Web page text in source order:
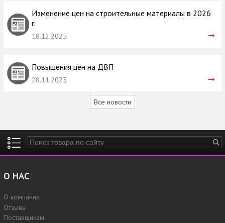
Изменение цен на строительные материалы в 2026
г.
18.12.2025
Повышения цен на ДВП
28.11.2025
Все новости
Введите ключевые слова для поиска
О НАС
О компании
Отзывы
Поставщикам